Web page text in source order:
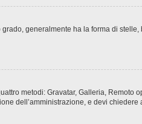
generalmente ha la forma di
metodi: Gravatar, Galleria, Remoto
dell’amministrazione, e devi chiedere